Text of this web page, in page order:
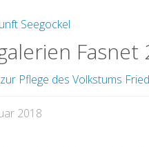
Seegockel
Fasnet
Pflege des Volkstums
2018